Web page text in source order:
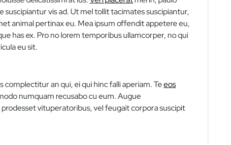
vis ad. Ut mel tollit tacimates suscipiantur,
animal pertinax eu. Mea ipsum offendit appetere eu,
has ex. Pro no lorem temporibus ullamcorper, no qui
eu sit.
an qui, ei qui hinc falli aperiam. Teeos
numquam recusabo cu eum. Augue
prodesset vituperatoribus, vel feugait corpora suscipit